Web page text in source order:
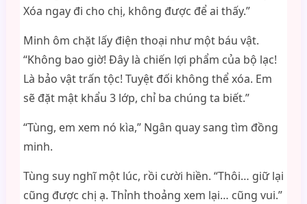
Xóa ngay đi cho chị, không được để ai thấy.”
Minh ôm chặt lấy điện thoại như một báu vật.
“Không bao giờ! Đây là chiến lợi phẩm của bộ lạc!
Là bảo vật trấn tộc! Tuyệt đối không thể xóa. Em
sẽ đặt mật khẩu 3 lớp, chỉ ba chúng ta biết.”
“Tùng, em xem nó kìa,” Ngân quay sang tìm đồng
minh.
Tùng suy nghĩ một lúc, rồi cười hiền. “Thôi… giữ lại
cũng được chị ạ. Thỉnh thoảng xem lại… cũng vui.”